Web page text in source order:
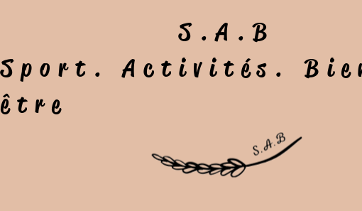
S.A.B
Sport. Activités.
être